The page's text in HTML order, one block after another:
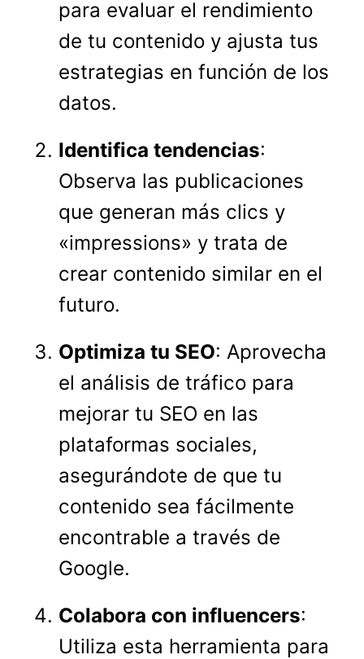
para evaluar el rendimiento
de tu contenido y ajusta tus
estrategias en función de los
datos.
Identifica tendencias:
Observa las publicaciones
que generan más clics y
«impressions» y trata de
crear contenido similar en el
futuro.
Optimiza tu SEO: Aprovecha
el análisis de tráfico para
mejorar tu SEO en las
plataformas sociales,
asegurándote de que tu
contenido sea fácilmente
encontrable a través de
Google.
Colabora con influencers:
Utiliza esta herramienta para